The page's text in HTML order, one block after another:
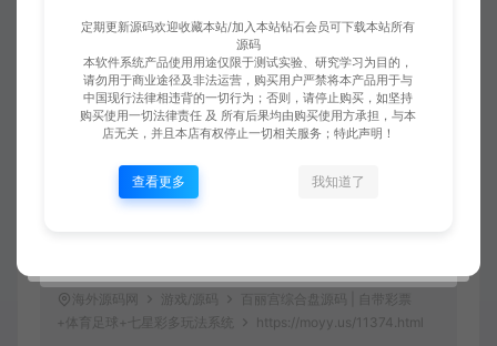
3.如果本站有侵犯、不妥之处的资源，请在网站右边客服联系
4.本站所有内容均由互联网收集整理、网友上传，仅供大家参
考、学习，不存在任何商业目的与商业用途。
5.本站提供的所有资源仅供参考学习使用，版权归原著所有，
禁止下载本站资源参与商业和非法行为，请在24小时之内自行
6.不保证任何源码框架的完整性。
7.侵权联系邮箱：188773464@qq.com
海外源码网 游戏/源码
百丽宫综合盘源码 | 自带彩票
+体育足球+七星彩多玩法系统
https://moyy.us/11374.html
定期更新源码欢迎收藏本站/加入本站钻石会员可下载本站所有
源码
本软件系统产品使用用途仅限于测试实验、研究学习为目的，
请勿用于商业途径及非法运营，购买用户严禁将本产品用于与
中国现行法律相违背的一切行为；否则，请停止购买，如坚持
购买使用一切法律责任 及 所有后果均由购买使用方承担，与本
店无关，并且本店有权停止一切相关服务；特此声明！
查看更多 我知道了